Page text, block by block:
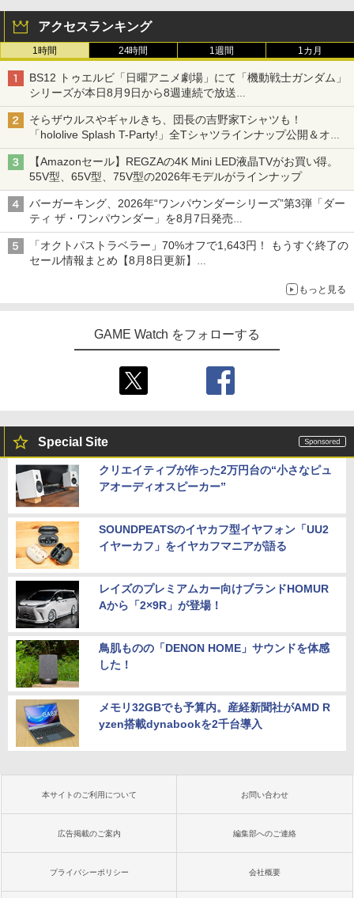
アクセスランキング
1時間 24時間 1週間 1カ月
BS12 トゥエルビ「日曜アニメ劇場」にて「機動戦士ガンダム」
シリーズが本日8月9日から8週連続で放送
初回は「機動戦士ガンダム【HDリマスター版】」
そらザウルスやギャルきち、団長の吉野家Tシャツも！
「hololive Splash T-Party!」全Tシャツラインナップ公開＆オン
ライン販売開始
【Amazonセール】REGZAの4K Mini LED液晶TVがお買い得。
55V型、65V型、75V型の2026年モデルがラインナップ
バーガーキング、2026年“ワンパウンダーシリーズ”第3弾「ダー
ティ ザ・ワンパウンダー」を8月7日発売
「特製ガーリックマヨソース」を使用した超大型チーズバーガー
「オクトパストラベラー」70%オフで1,643円！ もうすぐ終了の
セール情報まとめ【8月8日更新】
もっと見る
GAME Watch をフォローする
Special Site
クリエイティブが作った2万円台の“小さなピュ
アオーディオスピーカー”
SOUNDPEATSのイヤカフ型イヤフォン「UU2
イヤーカフ」をイヤカフマニアが語る
レイズのプレミアムカー向けブランドHOMUR
Aから「2×9R」が登場！
鳥肌ものの「DENON HOME」サウンドを体感
した！
メモリ32GBでも予算内。産経新聞社がAMD R
yzen搭載dynabookを2千台導入
本サイトのご利用について お問い合わせ
広告掲載のご案内 編集部へのご連絡
プライバシーポリシー 会社概要